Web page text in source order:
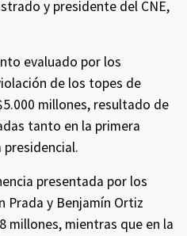
y presidente del CNE,
evaluado por los
de los topes de
millones, resultado de
tanto en la primera
presentada por los
Prada y Benjamín Ortiz
millones, mientras que en la